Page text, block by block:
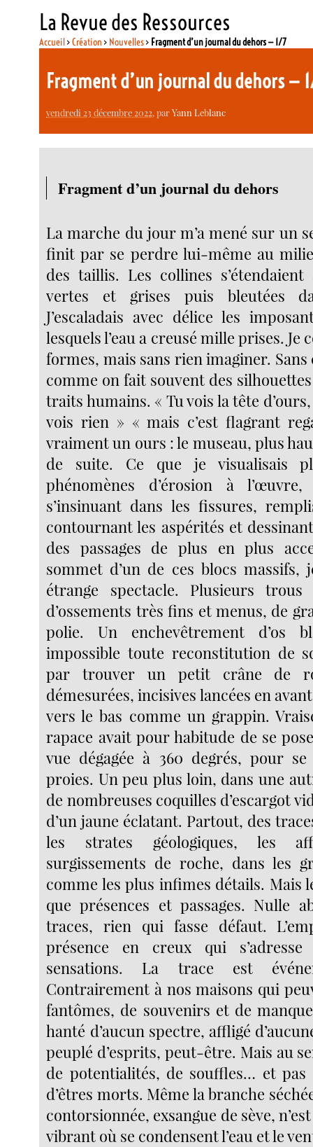
La Revue des Ressources
Accueil>Création > Nouvelles> Fragment d’un journal du dehors — 1/7
Fragment d’un journal du dehors —
vendredi 23 décembre 2022, parYann Leblanc
Fragment d’un journal du dehors
La marche du jour m’a mené sur un
finit par se perdre lui-même au
des taillis. Les collines
vertes et grises puis bleutées
J’escaladais avec délice les
lesquels l’eau a creusé mille prises. Je
formes, mais sans rien imaginer.
comme on fait souvent des
traits humains. « Tu vois la tête
vois rien » « mais c’est flagrant
vraiment un ours : le museau, plus
de suite. Ce que je visualisais
phénomènes d’érosion à
s’insinuant dans les fissures,
contournant les aspérités et
des passages de plus en plus
sommet d’un de ces blocs massifs,
étrange spectacle. Plusieurs
d’ossements très fins et menus, de
polie. Un enchevêtrement d’os
impossible toute reconstitution de
par trouver un petit crâne de
démesurées, incisives lancées en
vers le bas comme un grappin.
rapace avait pour habitude de se
vue dégagée à 360 degrés, pour
proies. Un peu plus loin, dans une
de nombreuses coquilles d’escargot
d’un jaune éclatant. Partout, des
les strates géologiques, les
surgissements de roche, dans les
comme les plus infimes détails. Mais
que présences et passages. Nulle
traces, rien qui fasse défaut.
présence en creux qui
sensations. La trace est
Contrairement à nos maisons qui
fantômes, de souvenirs et de
hanté d’aucun spectre, affligé
peuplé d’esprits, peut-être. Mais au
de potentialités, de souffles… et pas
d’êtres morts. Même la branche
contorsionnée, exsangue de sève,
vibrant où se condensent l’eau et le